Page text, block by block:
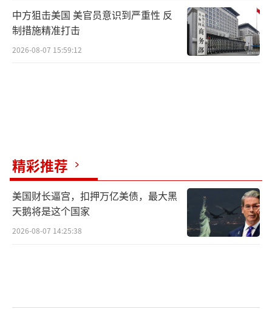
中方狙击美国 美官员意识到严重性 反
制措施精准打击
2026-08-07 15:59:12
精彩推荐
美国财长逼宫，扣押万亿美债，最大黑
天鹅将是这个国家
2026-08-07 14:25:38